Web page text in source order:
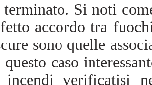
terminato. Si noti
accordo tra
sono quelle
caso
incendi verificatisi